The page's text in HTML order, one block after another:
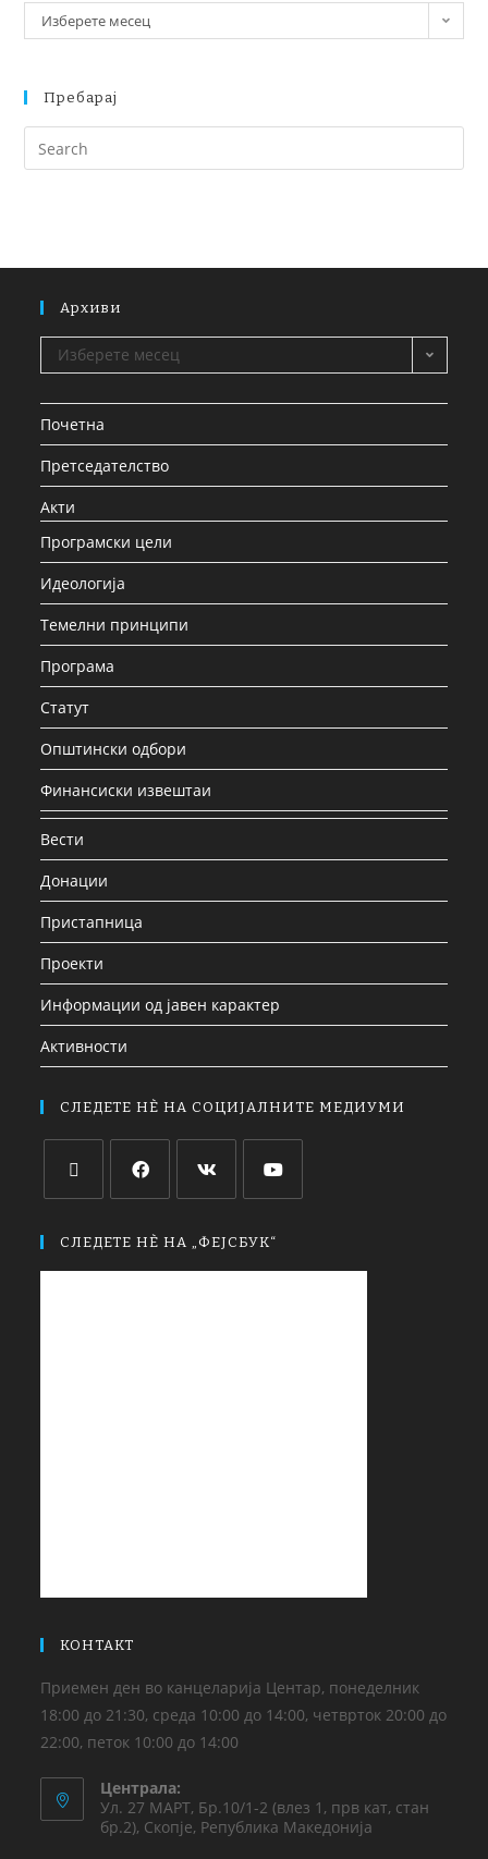
Изберете месец
Пребарај
Архиви
Изберете месец
Почетна
Претседателство
Акти
Програмски цели
Идеологија
Темелни принципи
Програма
Статут
Општински одбори
Финансиски извештаи
Вести
Донации
Пристапница
Проекти
Информации од јавен карактер
Активности
СЛЕДЕТЕ НЀ НА СОЦИЈАЛНИТЕ МЕДИУМИ
СЛЕДЕТЕ НЀ НА „ФЕЈСБУК“
КОНТАКТ
Приемен ден во канцеларија Центар, понеделник
18:00 до 21:30, среда 10:00 до 14:00, четврток 20:00 до
22:00, петок 10:00 до 14:00
Централа:
Ул. 27 МАРТ, Бр.10/1-2 (влез 1, прв кат, стан
бр.2), Скопје, Република Македонија